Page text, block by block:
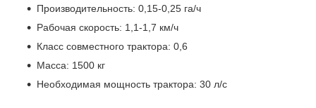
Производительность: 0,15-0,25 га/ч
Рабочая скорость: 1,1-1,7 км/ч
Класс совместного трактора: 0,6
Масса: 1500 кг
Необходимая мощность трактора: 30 л/с